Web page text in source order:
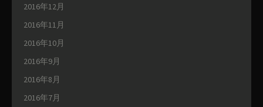
2016年12月
2016年11月
2016年10月
2016年9月
2016年8月
2016年7月